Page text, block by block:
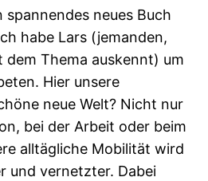
spannendes neues Buch
habe Lars (jemanden,
Thema auskennt) um
Hier unsere
neue Welt? Nicht nur
bei der Arbeit oder beim
alltägliche Mobilität wird
und vernetzter. Dabei